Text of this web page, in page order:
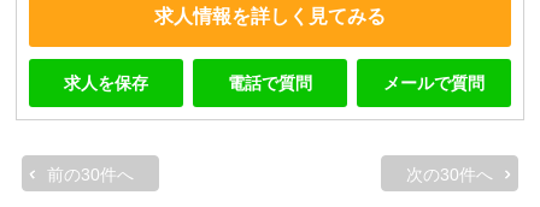
求人情報を詳しく見てみる
求人を保存 電話で質問 メールで質問
前の30件へ 次の30件へ